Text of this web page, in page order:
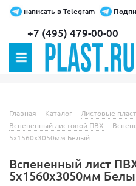
написать в Telegram
+7 (495) 479-00-00
Главная - Каталог - Листовые
Вспененный листовой ПВХ -
5х1560х3050мм Белый
Вспененный лист
5х1560х3050мм